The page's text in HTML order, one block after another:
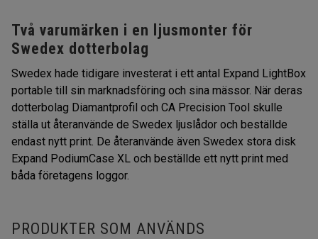
Två varumärken i en ljusmonter för
Swedex dotterbolag
Swedex hade tidigare investerat i ett antal Expand LightBox
portable till sin marknadsföring och sina mässor. När deras
dotterbolag Diamantprofil och CA Precision Tool skulle
ställa ut återanvände de Swedex ljuslådor och beställde
endast nytt print. De återanvände även Swedex stora disk
Expand PodiumCase XL och beställde ett nytt print med
båda företagens loggor.
PRODUKTER SOM ANVÄNDS